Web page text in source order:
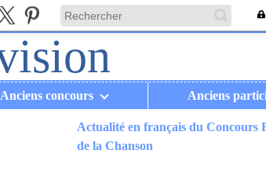
Anciens concours Anciens
Actualité en français du Concours
de la Chanson